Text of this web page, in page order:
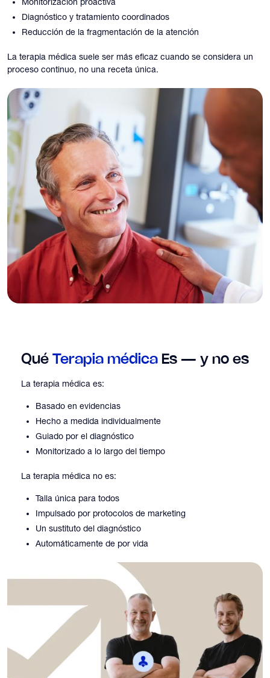
Diagnóstico y tratamiento coordinados
Reducción de la fragmentación de la atención
La terapia médica suele ser más eficaz cuando se considera un
proceso continuo, no una receta única.
Qué Terapia médica Es — y no es
La terapia médica es:
Basado en evidencias
Hecho a medida individualmente
Guiado por el diagnóstico
Monitorizado a lo largo del tiempo
La terapia médica no es:
Talla única para todos
Impulsado por protocolos de marketing
Un sustituto del diagnóstico
Automáticamente de por vida